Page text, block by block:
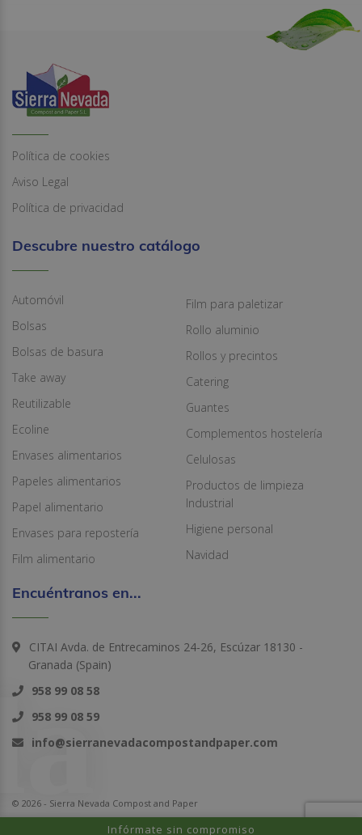
Infórmate sin compromiso
Política de cookies
Aviso Legal
Política de privacidad
Descubre nuestro catálogo
Automóvil
Bolsas
Bolsas de basura
Take away
Reutilizable
Ecoline
Envases alimentarios
Papeles alimentarios
Papel alimentario
Envases para repostería
Film alimentario
Film para paletizar
Rollo aluminio
Rollos y precintos
Catering
Guantes
Complementos hostelería
Celulosas
Productos de limpieza
Industrial
Higiene personal
Navidad
Encuéntranos en...
CITAI Avda. de Entrecaminos 24-26, Escúzar 18130 -
Granada (Spain)
958 99 08 58
958 99 08 59
info@sierranevadacompostandpaper.com
© 2026 - Sierra Nevada Compost and Paper